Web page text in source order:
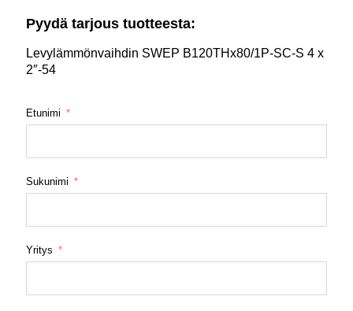
Pyydä tarjous tuotteesta:
Levylämmönvaihdin SWEP B120THx80/1P-SC-S 4 x
2″-54
Etunimi
Sukunimi
Yritys